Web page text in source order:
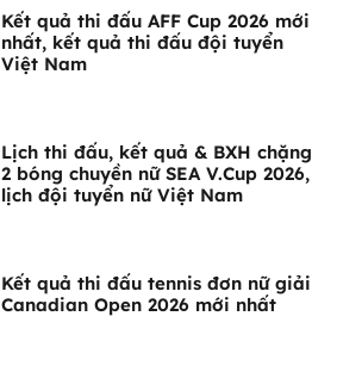
Kết quả thi đấu AFF Cup 2026 mới
nhất, kết quả thi đấu đội tuyển
Việt Nam
Lịch thi đấu, kết quả & BXH chặng
2 bóng chuyền nữ SEA V.Cup 2026,
lịch đội tuyển nữ Việt Nam
Kết quả thi đấu tennis đơn nữ giải
Canadian Open 2026 mới nhất